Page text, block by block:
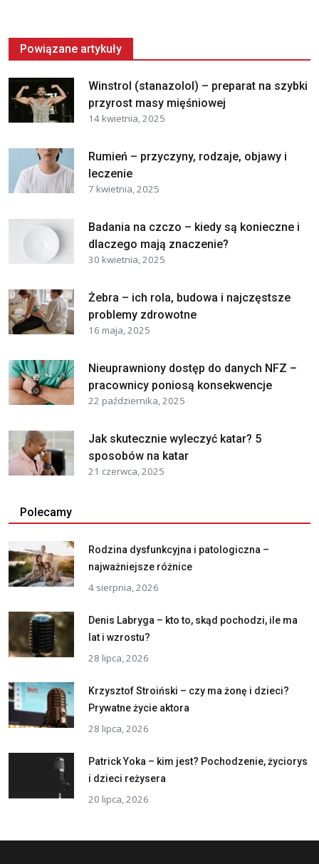
Powiązane artykuły
Winstrol (stanazolol) – preparat na szybki
przyrost masy mięśniowej
14 kwietnia, 2025
Rumień – przyczyny, rodzaje, objawy i
leczenie
7 kwietnia, 2025
Badania na czczo – kiedy są konieczne i
dlaczego mają znaczenie?
30 kwietnia, 2025
Żebra – ich rola, budowa i najczęstsze
problemy zdrowotne
16 maja, 2025
Nieuprawniony dostęp do danych NFZ –
pracownicy poniosą konsekwencje
22 października, 2025
Jak skutecznie wyleczyć katar? 5
sposobów na katar
21 czerwca, 2025
Polecamy
Rodzina dysfunkcyjna i patologiczna –
najważniejsze różnice
4 sierpnia, 2026
Denis Labryga – kto to, skąd pochodzi, ile ma
lat i wzrostu?
28 lipca, 2026
Krzysztof Stroiński – czy ma żonę i dzieci?
Prywatne życie aktora
28 lipca, 2026
Patrick Yoka – kim jest? Pochodzenie, życiorys
i dzieci reżysera
20 lipca, 2026